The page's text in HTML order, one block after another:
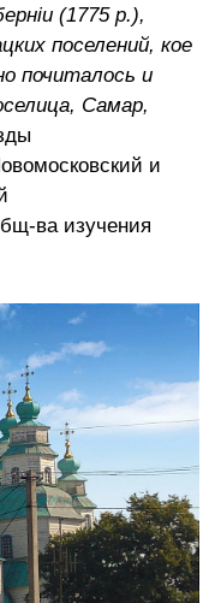
(1775 р.),
поселений, кое
почиталось и
Самар,
и
ва изучения